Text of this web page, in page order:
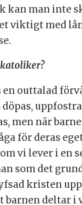
kan man inte
viktigt med
en outtalad
döpas,
men när
för deras
vi lever i en
som det
kristen
barnen deltar i